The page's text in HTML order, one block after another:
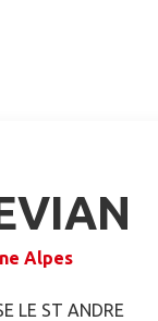
Alpes
LE ST ANDRE